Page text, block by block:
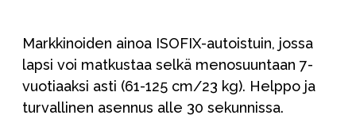
Markkinoiden ainoa ISOFIX-autoistuin, jossa
lapsi voi matkustaa selkä menosuuntaan 7-
vuotiaaksi asti (61-125 cm/23 kg). Helppo ja
turvallinen asennus alle 30 sekunnissa.